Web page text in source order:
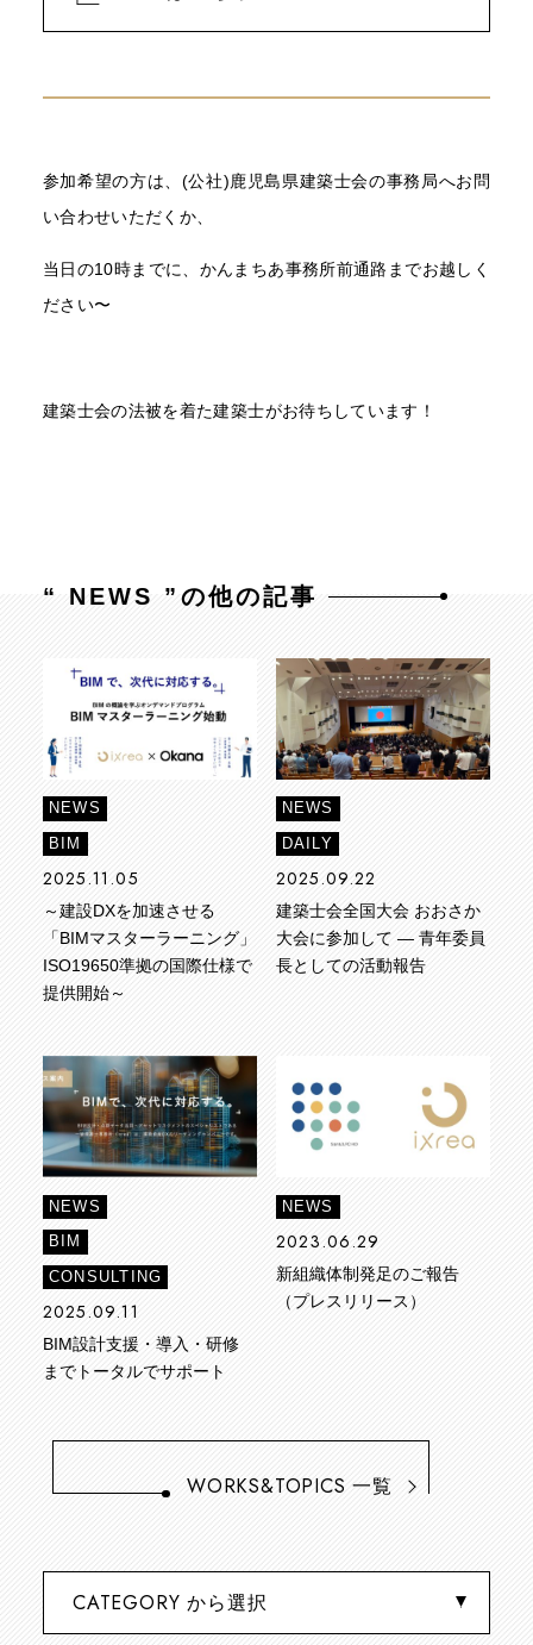
参加希望の方は、(公社)鹿児島県建築士会の事務局へお問
い合わせいただくか、
当日の10時までに、かんまちあ事務所前通路までお越しく
ださい〜
建築士会の法被を着た建築士がお待ちしています！
“NEWS ”の他の記事
NEWS
BIM
2025.11.05
～建設DXを加速させる
「BIMマスターラーニング」
ISO19650準拠の国際仕様で
提供開始～
NEWS
DAILY
2025.09.22
建築士会全国大会 おおさか
大会に参加して ― 青年委員
長としての活動報告
NEWS
BIM
CONSULTING
2025.09.11
BIM設計支援・導入・研修
までトータルでサポート
NEWS
2023.06.29
新組織体制発足のご報告
（プレスリリース）
WORKS&TOPICS一覧